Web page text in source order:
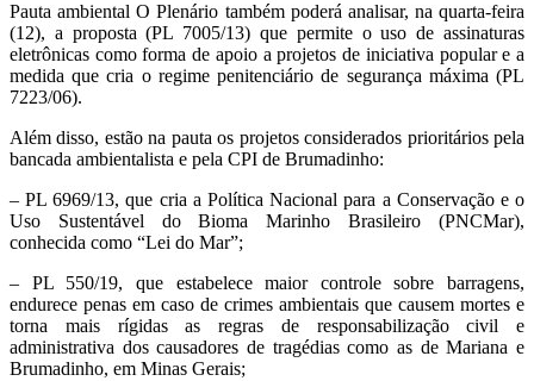
Pauta ambiental O Plenário também poderá analisar, na quarta-feira
(12), a proposta (PL 7005/13) que permite o uso de assinaturas
eletrônicas como forma de apoio a projetos de iniciativa popular e a
medida que cria o regime penitenciário de segurança máxima (PL
7223/06).
Além disso, estão na pauta os projetos considerados prioritários pela
bancada ambientalista e pela CPI de Brumadinho:
– PL 6969/13, que cria a Política Nacional para a Conservação e o
Uso Sustentável do Bioma Marinho Brasileiro (PNCMar),
conhecida como “Lei do Mar”;
– PL 550/19, que estabelece maior controle sobre barragens,
endurece penas em caso de crimes ambientais que causem mortes e
torna mais rígidas as regras de responsabilização civil e
administrativa dos causadores de tragédias como as de Mariana e
Brumadinho, em Minas Gerais;